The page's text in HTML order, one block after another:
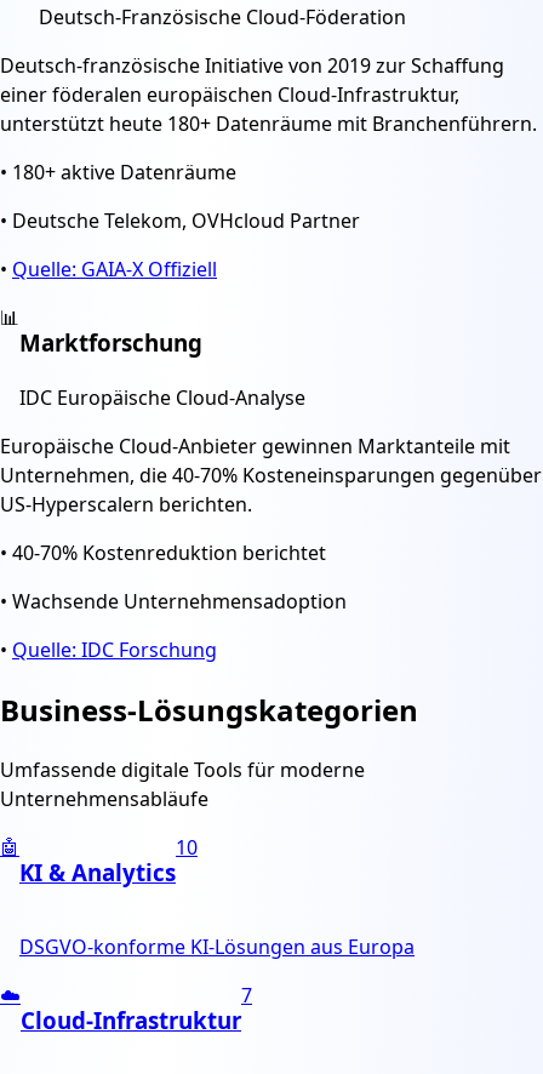
Deutsch-Französische Cloud-Föderation
Deutsch-französische Initiative von 2019 zur Schaffung
einer föderalen europäischen Cloud-Infrastruktur,
unterstützt heute 180+ Datenräume mit Branchenführern.
• 180+ aktive Datenräume
• Deutsche Telekom, OVHcloud Partner
• Quelle: GAIA-X Offiziell
📊
Marktforschung
IDC Europäische Cloud-Analyse
Europäische Cloud-Anbieter gewinnen Marktanteile mit
Unternehmen, die 40-70% Kosteneinsparungen gegenüber
US-Hyperscalern berichten.
• 40-70% Kostenreduktion berichtet
• Wachsende Unternehmensadoption
• Quelle: IDC Forschung
Business-Lösungskategorien
Umfassende digitale Tools für moderne
Unternehmensabläufe
🤖
KI & Analytics
10
DSGVO-konforme KI-Lösungen aus Europa
☁️
Cloud-Infrastruktur
7